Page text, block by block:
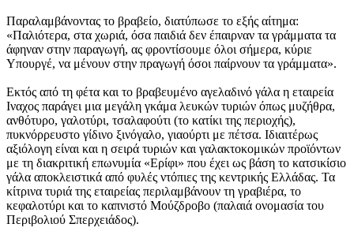
Παραλαμβάνοντας το βραβείο, διατύπωσε το εξής αίτημα:
«Παλιότερα, στα χωριά, όσα παιδιά δεν έπαιρναν τα γράμματα τα
άφηναν στην παραγωγή, ας φροντίσουμε όλοι σήμερα, κύριε
Υπουργέ, να μένουν στην πραγωγή όσοι παίρνουν τα γράμματα».
Εκτός από τη φέτα και το βραβευμένο αγελαδινό γάλα η εταιρεία
Ιναχος παράγει μια μεγάλη γκάμα λευκών τυριών όπως μυζήθρα,
ανθότυρο, γαλοτύρι, τσαλαφούτι (το κατίκι της περιοχής),
πυκνόρρευστο γίδινο ξινόγαλο, γιαούρτι με πέτσα. Ιδιαιτέρως
αξιόλογη είναι και η σειρά τυριών και γαλακτοκομικών προϊόντων
με τη διακριτική επωνυμία «Eρίφι» που έχει ως βάση το κατσικίσιο
γάλα αποκλειστικά από φυλές ντόπιες της κεντρικής Eλλάδας. Τα
κίτρινα τυριά της εταιρείας περιλαμβάνουν τη γραβιέρα, το
κεφαλοτύρι και το καπνιστό Μούζδροβο (παλαιά ονομασία του
Περιβολιού Σπερχειάδος).